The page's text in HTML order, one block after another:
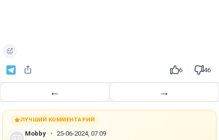
6 46
← →
ЛУЧШИЙ КОММЕНТАРИЙ
Mobby
25-06-2024, 07:09